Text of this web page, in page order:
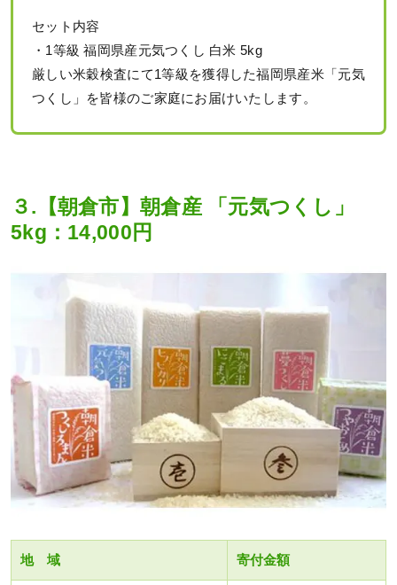
セット内容
・1等級 福岡県産元気つくし 白米 5kg
厳しい米穀検査にて1等級を獲得した福岡県産米「元気
つくし」を皆様のご家庭にお届けいたします。
３.【朝倉市】朝倉産 「元気つくし」
5kg：14,000円
地 域 寄付金額